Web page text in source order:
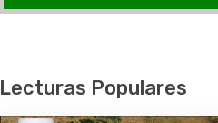
Lecturas Populares